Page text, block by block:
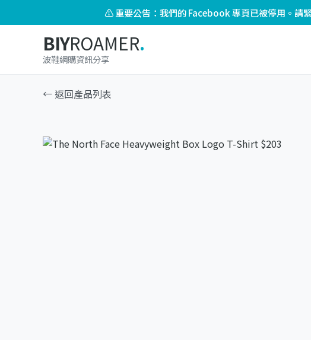
⚠️ 重要公告：我們的 Facebook 專頁已被停用。請
BIYROAMER.
波鞋網購資訊分享
← 返回產品列表